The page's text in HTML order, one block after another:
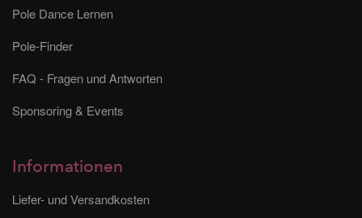
Pole Dance Lernen
Pole-Finder
FAQ - Fragen und Antworten
Sponsoring & Events
Informationen
Liefer- und Versandkosten